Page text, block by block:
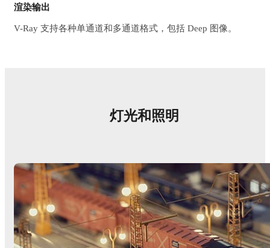
渲染输出
V-Ray 支持各种单通道和多通道格式，包括 Deep 图像。
灯光和照明